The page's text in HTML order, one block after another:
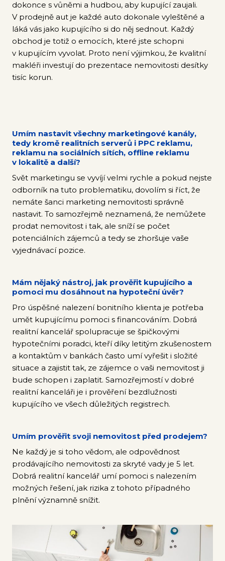
dokonce s vůněmi a hudbou, aby kupující zaujali.
V prodejně aut je každé auto dokonale vyleštěné a
láká vás jako kupujícího si do něj sednout. Každý
obchod je totiž o emocích, které jste schopni
v kupujícím vyvolat. Proto není výjimkou, že kvalitní
makléři investují do prezentace nemovitosti desítky
tisíc korun.
Umím nastavit všechny marketingové kanály,
tedy kromě realitních serverů i PPC reklamu,
reklamu na sociálních sítích, offline reklamu
v lokalitě a další?
Svět marketingu se vyvíjí velmi rychle a pokud nejste
odborník na tuto problematiku, dovolím si říct, že
nemáte šanci marketing nemovitosti správně
nastavit. To samozřejmě neznamená, že nemůžete
prodat nemovitost i tak, ale sníží se počet
potenciálních zájemců a tedy se zhoršuje vaše
vyjednávací pozice.
Mám nějaký nástroj, jak prověřit kupujícího a
pomoci mu dosáhnout na hypoteční úvěr?
Pro úspěšné nalezení bonitního klienta je potřeba
umět kupujícímu pomoci s financováním. Dobrá
realitní kancelář spolupracuje se špičkovými
hypotečními poradci, kteří díky letitým zkušenostem
a kontaktům v bankách často umí vyřešit i složité
situace a zajistit tak, ze zájemce o vaši nemovitost ji
bude schopen i zaplatit. Samozřejmostí v dobré
realitní kanceláři je i prověření bezdlužnosti
kupujícího ve všech důležitých registrech.
Umím prověřit svoji nemovitost před prodejem?
Ne každý je si toho vědom, ale odpovědnost
prodávajícího nemovitosti za skryté vady je 5 let.
Dobrá realitní kancelář umí pomoci s nalezením
možných řešení, jak rizika z tohoto případného
plnění významně snížit.